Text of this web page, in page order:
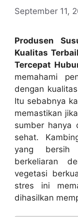
September 11,
Produsen
Kualitas
Tercepat
memahami
dengan
Itu sebabnya
memastikan
sumber hanya
sehat.
yang bersih
berkeliaran
vegetasi
stres ini
dihasilkan